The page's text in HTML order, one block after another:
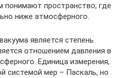
понимают пространство, где
ниже атмосферного.
является степень
отношением давления в
Единица измерения,
системой мер – Паскаль, но